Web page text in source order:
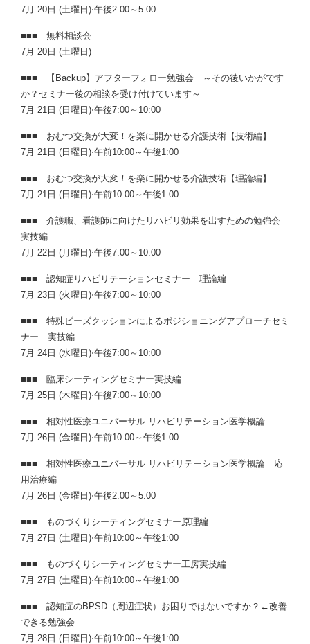
7月 20日 (土曜日)⋅午後2:00～5:00
■■■ 無料相談会
7月 20日 (土曜日)
■■■ 【Backup】アフターフォロー勉強会 ～その後いかがです
か？セミナー後の相談を受け付けています～
7月 21日 (日曜日)⋅午後7:00～10:00
■■■ おむつ交換が大変！を楽に開かせる介護技術【技術編】
7月 21日 (日曜日)⋅午前10:00～午後1:00
■■■ おむつ交換が大変！を楽に開かせる介護技術【理論編】
7月 21日 (日曜日)⋅午前10:00～午後1:00
■■■ 介護職、看護師に向けたリハビリ効果を出すための勉強会
実技編
7月 22日 (月曜日)⋅午後7:00～10:00
■■■ 認知症リハビリテーションセミナー 理論編
7月 23日 (火曜日)⋅午後7:00～10:00
■■■ 特殊ビーズクッションによるポジショニングアプローチセミ
ナー 実技編
7月 24日 (水曜日)⋅午後7:00～10:00
■■■ 臨床シーティングセミナー実技編
7月 25日 (木曜日)⋅午後7:00～10:00
■■■ 相対性医療ユニバーサル リハビリテーション医学概論
7月 26日 (金曜日)⋅午前10:00～午後1:00
■■■ 相対性医療ユニバーサル リハビリテーション医学概論 応
用治療編
7月 26日 (金曜日)⋅午後2:00～5:00
■■■ ものづくりシーティングセミナー原理編
7月 27日 (土曜日)⋅午前10:00～午後1:00
■■■ ものづくりシーティングセミナー工房実技編
7月 27日 (土曜日)⋅午前10:00～午後1:00
■■■ 認知症のBPSD（周辺症状）お困りではないですか？←改善
できる勉強会
7月 28日 (日曜日)⋅午前10:00～午後1:00